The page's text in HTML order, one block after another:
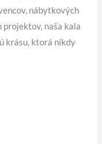
nábytkových
naša kala
krásu, ktorá nikdy